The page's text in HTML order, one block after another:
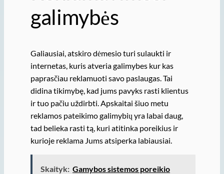
galimybės
Galiausiai, atskiro dėmesio turi sulaukti ir
internetas, kuris atveria galimybes kur kas
paprasčiau reklamuoti savo paslaugas. Tai
didina tikimybę, kad jums pavyks rasti klientus
ir tuo pačiu uždirbti. Apskaitai šiuo metu
reklamos pateikimo galimybių yra labai daug,
tad belieka rasti tą, kuri atitinka poreikius ir
kurioje reklama Jums atsiperka labiausiai.
Skaityk: Gamybos sistemos poreikio